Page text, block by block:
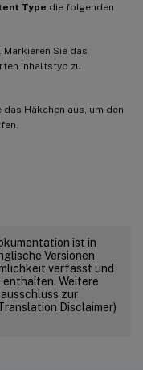
Type die folgenden
Sie das
Inhaltstyp zu
Häkchen aus, um den
ist in
Versionen
verfasst und
Weitere
zur
Disclaimer)